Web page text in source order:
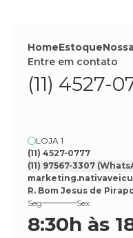
HomeEstoque
Entre em contato
(11) 4527-
LOJA 1
(11) 4527-0777
(11) 97567-3307
R. Bom Jesus de
Seg
Sex
8:30h às